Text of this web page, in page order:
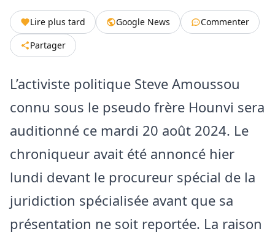
Lire plus tard Google News
Commenter
Partager
L’activiste politique Steve Amoussou
connu sous le pseudo frère Hounvi sera
auditionné ce mardi 20 août 2024. Le
chroniqueur avait été annoncé hier
lundi devant le procureur spécial de la
juridiction spécialisée avant que sa
présentation ne soit reportée. La raison